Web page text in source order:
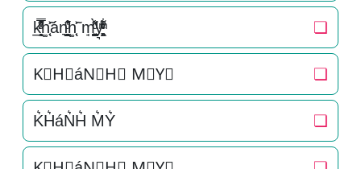
k̲̱̠̞̖ͧ̔͊̇̽̿̑ͯͅh͚̖̜̍̃͐án͉̠̙͉̗̺̋̋̔ͧ̊h͚̖̜̍̃͐ m̘͈̺̪͓ͩ͂̾ͪ̀̋y͉̝͖̻̯ͮ̒̂ͮ͋ͫͨ ❏
K⃗H⃗áN⃗H⃗ M⃗Y⃗ ❏
K͛H͛áN͛H͛ M͛Y͛ ❏